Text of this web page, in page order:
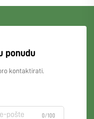
ponudu
kontaktirati.
0/100